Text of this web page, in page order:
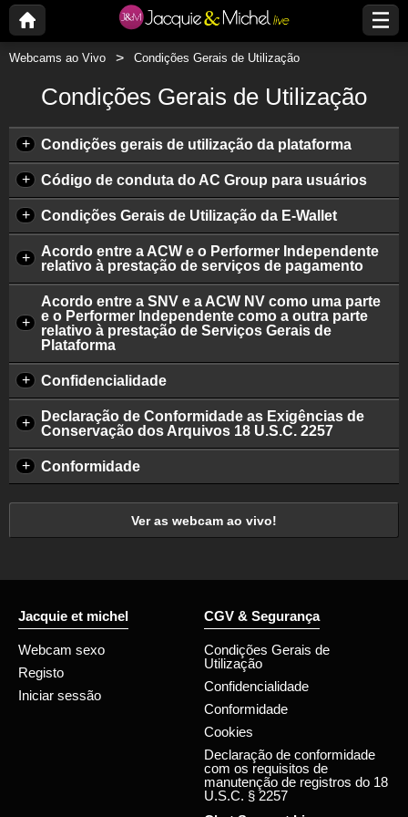
Webcams ao Vivo Condições Gerais de Utilização
Condições Gerais de Utilização
+ Condições gerais de utilização da plataforma
+ Código de conduta do AC Group para usuários
+ Condições Gerais de Utilização da E-Wallet
+
Acordo entre a ACW e o Performer Independente
relativo à prestação de serviços de pagamento
+
Acordo entre a SNV e a ACW NV como uma parte
e o Performer Independente como a outra parte
relativo à prestação de Serviços Gerais de
Plataforma
+ Confidencialidade
+
Declaração de Conformidade as Exigências de
Conservação dos Arquivos 18 U.S.C. 2257
+ Conformidade
Ver as webcam ao vivo!
Jacquie et michel
Webcam sexo
Registo
Iniciar sessão
CGV & Segurança
Condições Gerais de
Utilização
Confidencialidade
Conformidade
Cookies
Declaração de conformidade
com os requisitos de
manutenção de registros do 18
U.S.C. § 2257